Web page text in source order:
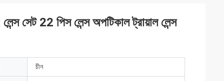
সেট 22 পিস লেন্স অপটিকাল ট্রায়াল লেন্স
চীন